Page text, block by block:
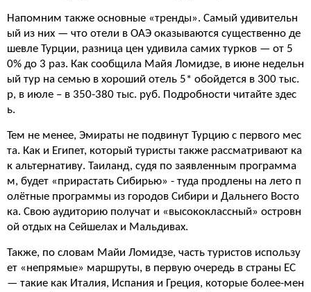
Напомним также основные «тренды». Самый удивительн
ый из них — что отели в ОАЭ оказываются существенно де
шевле Турции, разница цен удивила самих турков — от 5
0% до 3 раз. Как сообщила Майя Ломидзе, в июне недельн
ый тур на семью в хороший отель 5* обойдется в 300 тыс.
р, в июле – в 350-380 тыс. руб. Подробности читайте здес
ь.
Тем не менее, Эмираты не подвинут Турцию с первого мес
та. Как и Египет, который туристы также рассматривают ка
к альтернативу. Таиланд, судя по заявленным программа
м, будет «прирастать Сибирью» - туда продлены на лето п
олётные программы из городов Сибири и Дальнего Восто
ка. Свою аудиторию получат и «высококлассный» островн
ой отдых на Сейшелах и Мальдивах.
Также, по словам Майи Ломидзе, часть туристов использу
ет «непрямые» маршруты, в первую очередь в страны ЕС
— такие как Италия, Испания и Греция, которые более-мен